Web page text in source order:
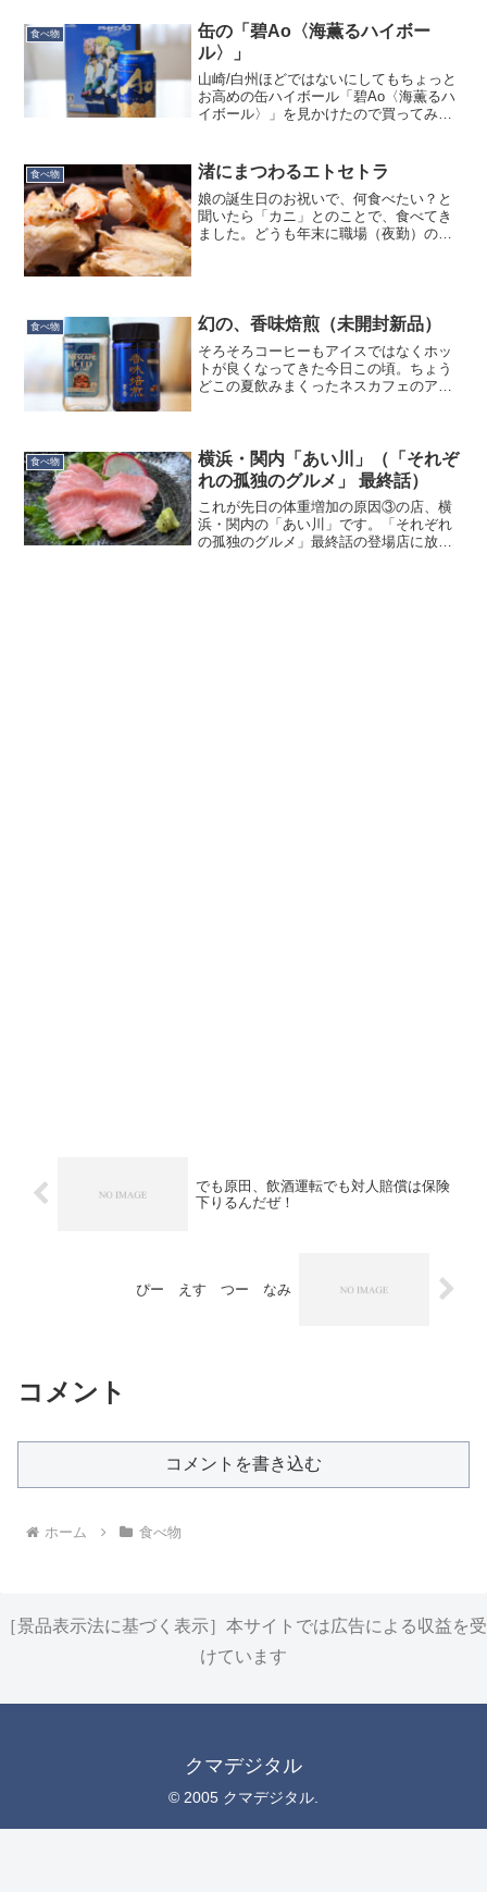
が、あるなら食べてみよ...
食べ物
缶の「碧Ao〈海薫るハイボー
ル〉」
山崎/白州ほどではないにしてもちょっと
お高めの缶ハイボール「碧Ao〈海薫るハ
イボール〉」を見かけたので買ってみま
得感があります。白州：ボトル 7,000
円/700ml ...
食べ物 渚にまつわるエトセトラ
娘の誕生日のお祝いで、何食べたい？と
聞いたら「カニ」とのことで、食べてき
ました。どうも年末に職場（夜勤）の仕
食べ物 幻の、香味焙煎（未開封新品）
そろそろコーヒーもアイスではなくホッ
トが良くなってきた今日この頃。ちょう
どこの夏飲みまくったネスカフェのアイ
ら……２年前くらいに終売し...
食べ物
横浜・関内「あい川」（「それぞ
れの孤独のグルメ」 最終話）
これが先日の体重増加の原因③の店、横
浜・関内の「あい川」です。「それぞれ
の孤独のグルメ」最終話の登場店に放送
でも原田、飲酒運転でも対人賠償は保険
下りるんだぜ！
ぴー えす つー なみ
コメント
コメントを書き込む
ホーム 食べ物
［景品表示法に基づく表示］本サイトでは広告による収益を受
けています
クマデジタル
© 2005 クマデジタル.